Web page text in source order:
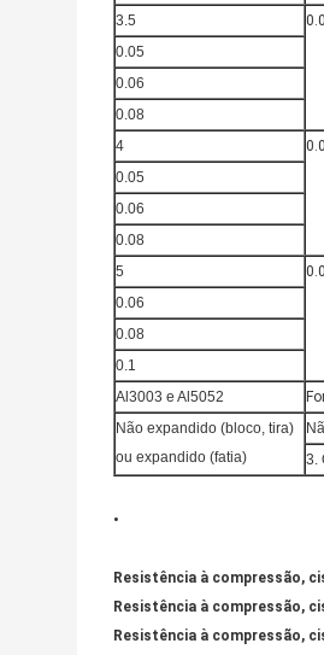
3.5
0.05
0.06
0.08
4
0.05
0.06
0.08
5
0.06
0.08
0.1
Al3003 e Al5052
Não expandido (bloco, tira)
ou expandido (fatia)
3.
•
Resistência à compressão,
Resistência à compressão,
Resistência à compressão,